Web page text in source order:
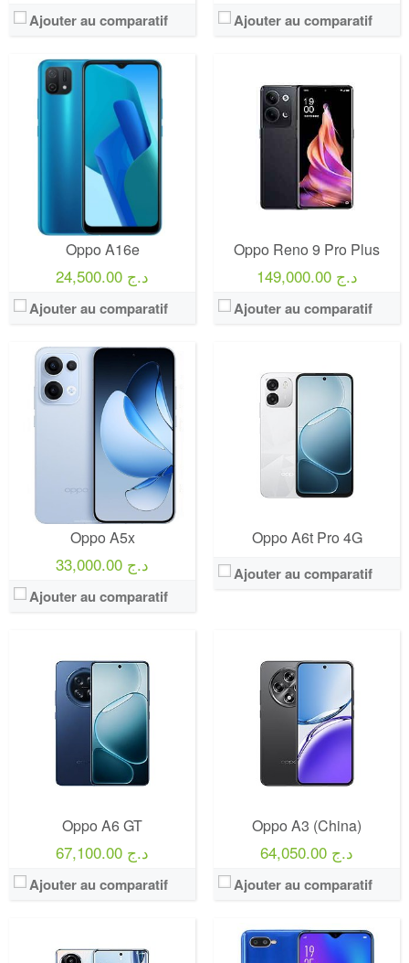
Ajouter au comparatif Ajouter au comparatif
Oppo A16e
24,500.00 د.ج
Ajouter au comparatif
Oppo Reno 9 Pro Plus
149,000.00 د.ج
Ajouter au comparatif
Oppo A5x
33,000.00 د.ج
Ajouter au comparatif
Oppo A6t Pro 4G
Ajouter au comparatif
Oppo A6 GT
67,100.00 د.ج
Ajouter au comparatif
Oppo A3 (China)
64,050.00 د.ج
Ajouter au comparatif